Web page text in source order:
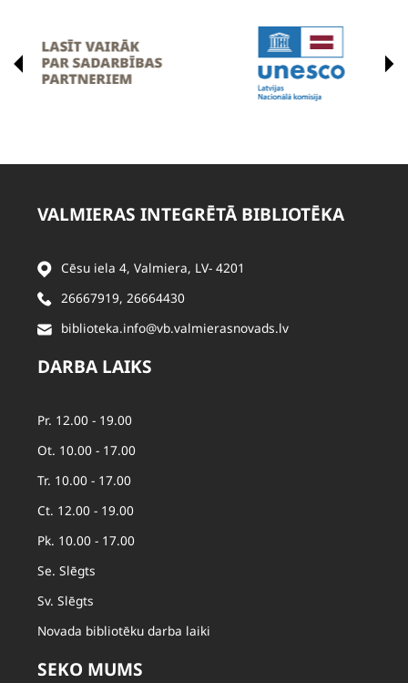
VALMIERAS INTEGRĒTĀ BIBLIOTĒKA
Cēsu iela 4, Valmiera, LV- 4201
26667919, 26664430
biblioteka.info@vb.valmierasnovads.lv
DARBA LAIKS
Pr. 12.00 - 19.00
Ot. 10.00 - 17.00
Tr. 10.00 - 17.00
Ct. 12.00 - 19.00
Pk. 10.00 - 17.00
Se. Slēgts
Sv. Slēgts
Novada bibliotēku darba laiki
SEKO MUMS